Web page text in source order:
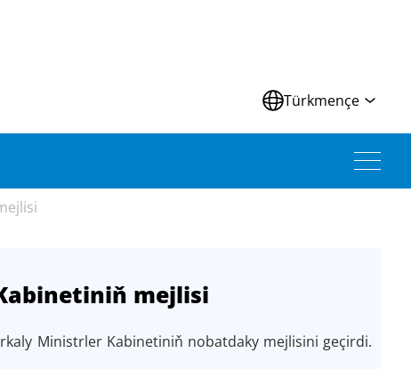
Türkmençe
mejlisi
Ministrler Kabinetiniň nobatdaky mejlisini geçirdi.